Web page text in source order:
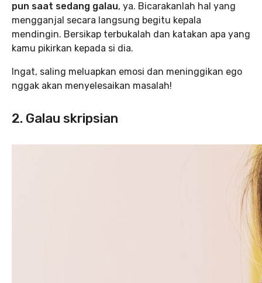
pun saat sedang galau, ya. Bicarakanlah hal yang
mengganjal secara langsung begitu kepala
mendingin. Bersikap terbukalah dan katakan apa yang
kamu pikirkan kepada si dia.
Ingat, saling meluapkan emosi dan meninggikan ego
nggak akan menyelesaikan masalah!
2. Galau skripsian